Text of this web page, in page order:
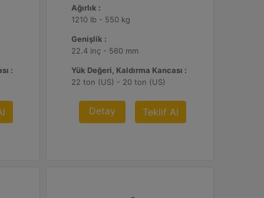
:
Ağırlık :
1210 lb - 550 kg
Genişlik :
22.4 inç - 560 mm
Yük Değeri, Kaldırma Kancası :
22 ton (US) - 20 ton (US)
Detay Teklif Al